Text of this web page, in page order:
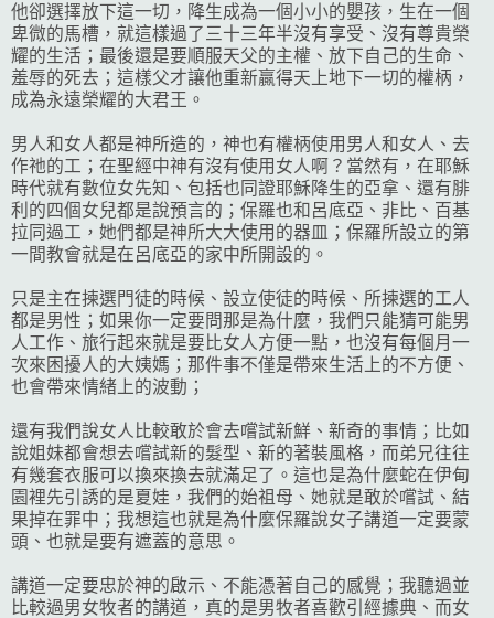
他卻選擇放下這一切，降生成為一個小小的嬰孩，生在一個
卑微的馬槽，就這樣過了三十三年半沒有享受、沒有尊貴榮
耀的生活；最後還是要順服天父的主權、放下自己的生命、
羞辱的死去；這樣父才讓他重新贏得天上地下一切的權柄，
成為永遠榮耀的大君王。
男人和女人都是神所造的，神也有權柄使用男人和女人、去
作祂的工；在聖經中神有沒有使用女人啊？當然有，在耶穌
時代就有數位女先知、包括也同證耶穌降生的亞拿、還有腓
利的四個女兒都是說預言的；保羅也和呂底亞、非比、百基
拉同過工，她們都是神所大大使用的器皿；保羅所設立的第
一間教會就是在呂底亞的家中所開設的。
只是主在揀選門徒的時候、設立使徒的時候、所揀選的工人
都是男性；如果你一定要問那是為什麼，我們只能猜可能男
人工作、旅行起來就是要比女人方便一點，也沒有每個月一
次來困擾人的大姨媽；那件事不僅是帶來生活上的不方便、
也會帶來情緒上的波動；
還有我們說女人比較敢於會去嚐試新鮮、新奇的事情；比如
說姐妹都會想去嚐試新的髮型、新的著裝風格，而弟兄往往
有幾套衣服可以換來換去就滿足了。這也是為什麼蛇在伊甸
園裡先引誘的是夏娃，我們的始祖母、她就是敢於嚐試、結
果掉在罪中；我想這也就是為什麼保羅說女子講道一定要蒙
頭、也就是要有遮蓋的意思。
講道一定要忠於神的啟示、不能憑著自己的感覺；我聽過並
比較過男女牧者的講道，真的是男牧者喜歡引經據典、而女